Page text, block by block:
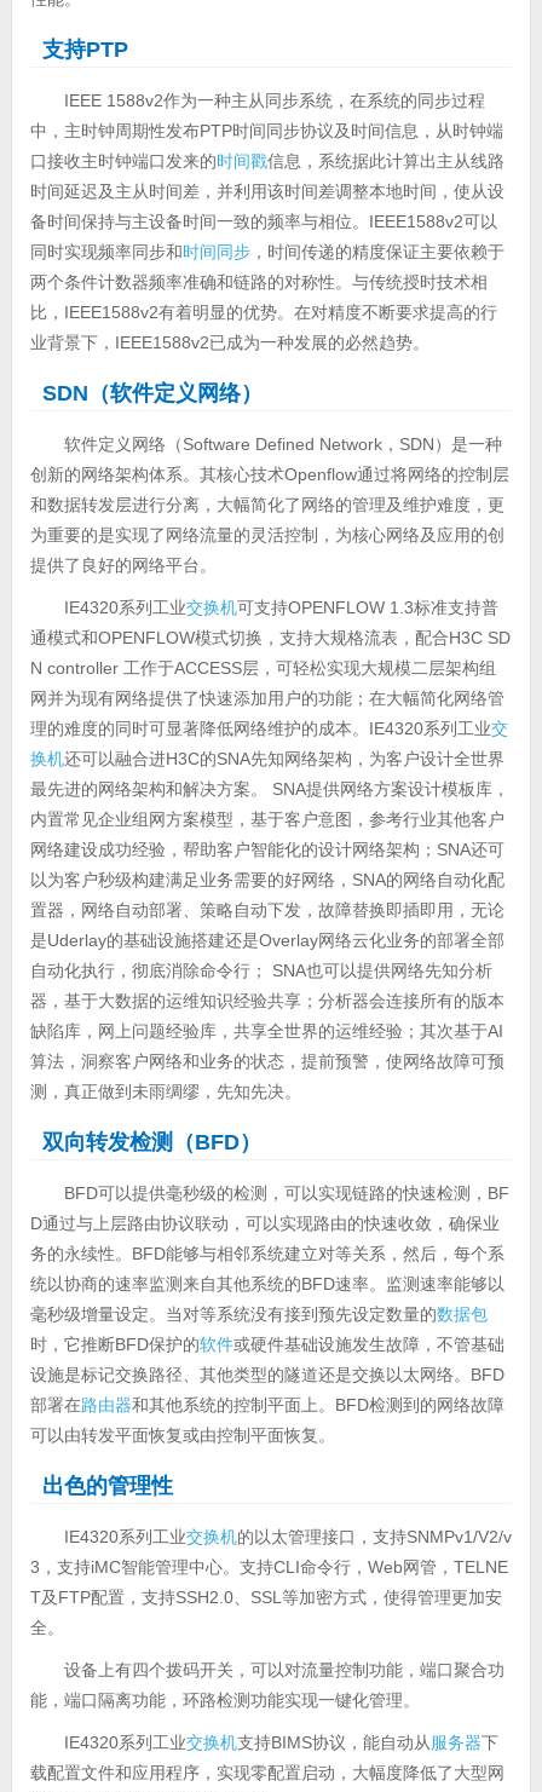
支持PTP
IEEE 1588v2作为一种主从同步系统，在系统的同步过程
中，主时钟周期性发布PTP时间同步协议及时间信息，从时钟端
口接收主时钟端口发来的时间戳信息，系统据此计算出主从线路
时间延迟及主从时间差，并利用该时间差调整本地时间，使从设
备时间保持与主设备时间一致的频率与相位。IEEE1588v2可以
同时实现频率同步和时间同步，时间传递的精度保证主要依赖于
两个条件计数器频率准确和链路的对称性。与传统授时技术相
比，IEEE1588v2有着明显的优势。在对精度不断要求提高的行
业背景下，IEEE1588v2已成为一种发展的必然趋势。
SDN（软件定义网络）
软件定义网络（Software Defined Network，SDN）是一种
创新的网络架构体系。其核心技术Openflow通过将网络的控制层
和数据转发层进行分离，大幅简化了网络的管理及维护难度，更
为重要的是实现了网络流量的灵活控制，为核心网络及应用的创
提供了良好的网络平台。
IE4320系列工业交换机可支持OPENFLOW 1.3标准支持普
通模式和OPENFLOW模式切换，支持大规格流表，配合H3C SD
N controller 工作于ACCESS层，可轻松实现大规模二层架构组
网并为现有网络提供了快速添加用户的功能；在大幅简化网络管
理的难度的同时可显著降低网络维护的成本。IE4320系列工业交
换机还可以融合进H3C的SNA先知网络架构，为客户设计全世界
最先进的网络架构和解决方案。 SNA提供网络方案设计模板库，
内置常见企业组网方案模型，基于客户意图，参考行业其他客户
网络建设成功经验，帮助客户智能化的设计网络架构；SNA还可
以为客户秒级构建满足业务需要的好网络，SNA的网络自动化配
置器，网络自动部署、策略自动下发，故障替换即插即用，无论
是Uderlay的基础设施搭建还是Overlay网络云化业务的部署全部
自动化执行，彻底消除命令行； SNA也可以提供网络先知分析
器，基于大数据的运维知识经验共享；分析器会连接所有的版本
缺陷库，网上问题经验库，共享全世界的运维经验；其次基于AI
算法，洞察客户网络和业务的状态，提前预警，使网络故障可预
测，真正做到未雨绸缪，先知先决。
双向转发检测（BFD）
BFD可以提供毫秒级的检测，可以实现链路的快速检测，BF
D通过与上层路由协议联动，可以实现路由的快速收敛，确保业
务的永续性。BFD能够与相邻系统建立对等关系，然后，每个系
统以协商的速率监测来自其他系统的BFD速率。监测速率能够以
毫秒级增量设定。当对等系统没有接到预先设定数量的数据包
时，它推断BFD保护的软件或硬件基础设施发生故障，不管基础
设施是标记交换路径、其他类型的隧道还是交换以太网络。BFD
部署在路由器和其他系统的控制平面上。BFD检测到的网络故障
可以由转发平面恢复或由控制平面恢复。
出色的管理性
IE4320系列工业交换机的以太管理接口，支持SNMPv1/V2/v
3，支持iMC智能管理中心。支持CLI命令行，Web网管，TELNE
T及FTP配置，支持SSH2.0、SSL等加密方式，使得管理更加安
全。
设备上有四个拨码开关，可以对流量控制功能，端口聚合功
能，端口隔离功能，环路检测功能实现一键化管理。
IE4320系列工业交换机支持BIMS协议，能自动从服务器下
载配置文件和应用程序，实现零配置启动，大幅度降低了大型网